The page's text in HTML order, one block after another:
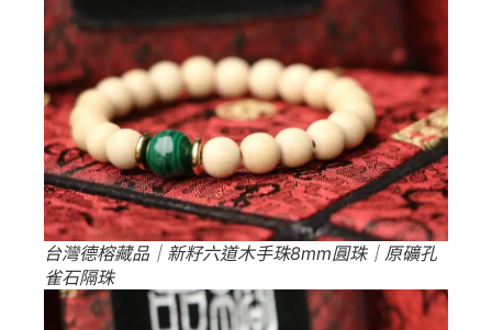
台灣德榕藏品｜新籽六道木手珠8mm圓珠｜原礦孔
雀石隔珠